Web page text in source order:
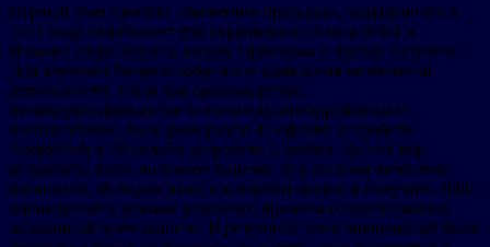
Первый этап проекта «Защитник природы», запущенного в
2021 году, охватывает три охраняемых Оазиса WWF в
Италии: озеро Бурано, лагуну Орбетельо и кратер Астрони.
Для изучения биоразнообразия и выявления незаконной
деятельности, такой как браконьерство,
несанкционированные велосипеды-внедорожники и
лесозаготовки, было развернуто 45 офлайн устройств
AudioMoth и 10 онлайн устройств Guardian. До сих пор
результаты были положительными. Эта система позволила
распознать 49 видов птиц и млекопитающих и получить 2000
оповещений в режиме реального времени о потенциально
незаконной деятельности. В результате этих оповещений было